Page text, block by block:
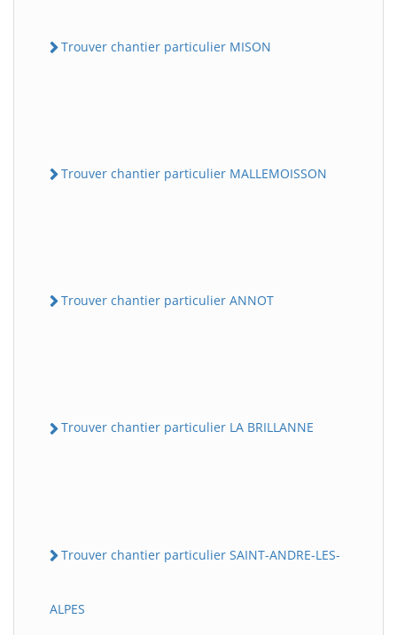
Trouver chantier particulier MISON
Trouver chantier particulier MALLEMOISSON
Trouver chantier particulier ANNOT
Trouver chantier particulier LA BRILLANNE
Trouver chantier particulier SAINT-ANDRE-LES-
ALPES